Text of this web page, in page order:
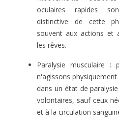
oculaires rapides
distinctive de cette
souvent aux actions et
les rêves.
Paralysie musculaire :
n'agissons
dans un état de
volontaires, sauf ceux
et à la circulation